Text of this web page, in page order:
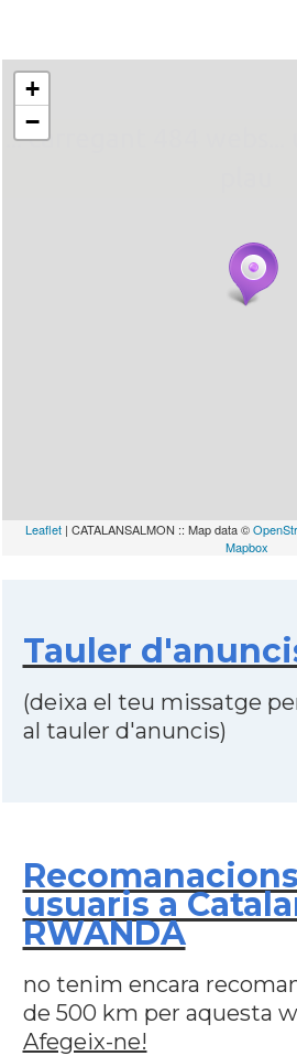
... carregant 484 webs...
+
−
Leaflet | CATALANSALMON :: Map data ©
Mapbox
Tauler
(deixa el teu missatge
al tauler d'anuncis)
usuaris a
RWANDA
no tenim encara
de 500 km per aquesta
Afegeix-ne!